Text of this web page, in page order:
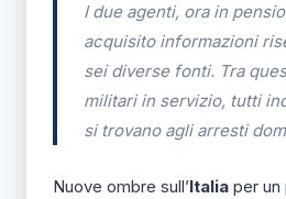
I due agenti, ora in
acquisito informazioni
sei diverse fonti. Tra
militari in servizio, tutti
si trovano agli arresti
Nuove ombre sull’Italia per un